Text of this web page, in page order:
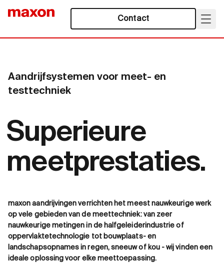
Contact
Aandrijfsystemen voor meet- en
testtechniek
Superieure
meetprestaties.
maxon aandrijvingen verrichten het meest nauwkeurige werk
op vele gebieden van de meettechniek: van zeer
nauwkeurige metingen in de halfgeleiderindustrie of
oppervlaktetechnologie tot bouwplaats- en
landschapsopnames in regen, sneeuw of kou - wij vinden een
ideale oplossing voor elke meettoepassing.